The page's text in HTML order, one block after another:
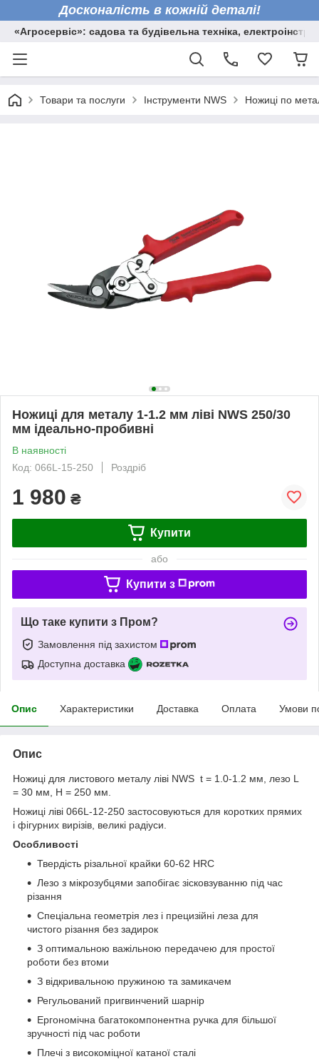
Досконалість в кожній деталі!
«Агросервіс»: садова та будівельна техніка,
Товари та послуги Інструменти NWS Ножиці по
Ножиці для металу 1-1.2 мм ліві NWS 250/30
мм ідеально-пробивні
В наявності
Код: 066L-15-250
Роздріб
1 980 ₴
Купити
або
Купити з
Що таке купити з Пром?
Замовлення під захистом
Доступна доставка
Опис Характеристики Доставка Оплата Умови
Опис
Ножиці для листового металу ліві NWS t = 1.0-1.2 мм, лезо L
= 30 мм, H = 250 мм.
Ножиці ліві 066L-12-250 застосовуються для коротких прямих
і фігурних вирізів, великі радіуси.
Особливості
Твердість різальної крайки 60-62 HRC
Лезо з мікрозубцями запобігає зісковзуванню під час
різання
Спеціальна геометрія лез і прецизійні леза для
чистого різання без задирок
З оптимальною важільною передачею для простої
роботи без втоми
З відкривальною пружиною та замикачем
Регульований пригвинчений шарнір
Ергономічна багатокомпонентна ручка для більшої
зручності під час роботи
Плечі з високоміцної катаної сталі